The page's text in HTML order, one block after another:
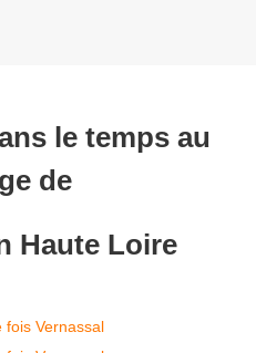
le temps au
de
Haute Loire